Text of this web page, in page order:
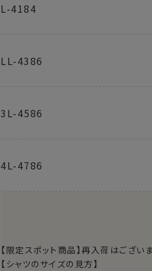
L-4184
LL-4386
3L-4586
4L-4786
【限定スポット商品】再入荷はござい
【シャツのサイズの見方】